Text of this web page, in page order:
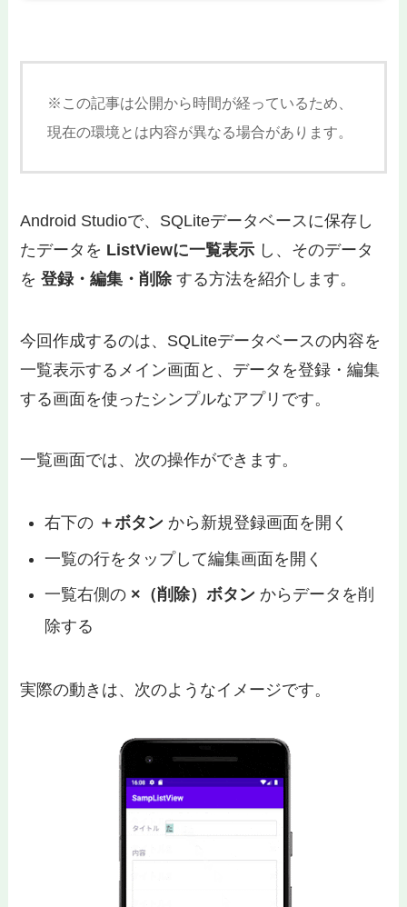
※この記事は公開から時間が経っているため、
現在の環境とは内容が異なる場合があります。
Android Studioで、SQLiteデータベースに保存し
たデータを ListViewに一覧表示 し、そのデータ
を登録・編集・削除する方法を紹介します。
今回作成するのは、SQLiteデータベースの内容を
一覧表示するメイン画面と、データを登録・編集
する画面を使ったシンプルなアプリです。
一覧画面では、次の操作ができます。
右下の ＋ボタン から新規登録画面を開く
一覧の行をタップして編集画面を開く
一覧右側の ×（削除）ボタン からデータを削
除する
実際の動きは、次のようなイメージです。